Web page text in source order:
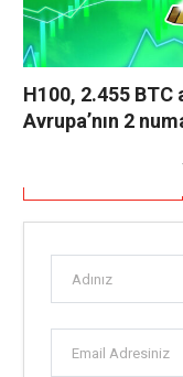
H100, 2.455 BTC
Avrupa’nın 2